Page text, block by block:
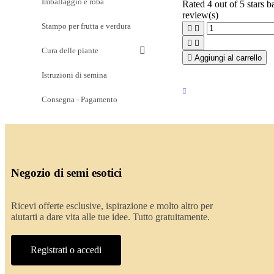
Stampo per frutta e verdura
Cura delle piante
Istruzioni di semina
Consegna - Pagamento
Rated 4out of 5 stars
review(s)
 
 
 Aggiungi al carrello
Negozio di semi esotici
Ricevi offerte esclusive, ispirazione e molto altro per
aiutarti a dare vita alle tue idee. Tutto gratuitamente.
Registrati o accedi